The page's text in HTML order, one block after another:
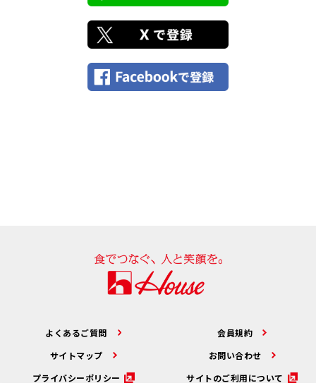
よくあるご質問
会員規約
サイトマップ
お問い合わせ
プライバシーポリシー
サイトのご利用について